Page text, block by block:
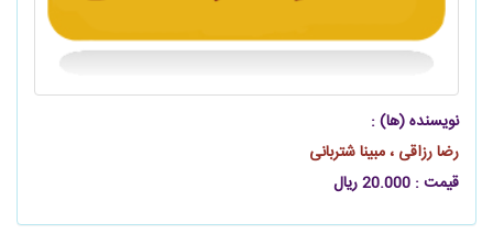
نویسنده (ها) :
رضا رزاقی ، مبینا شتربانی
قیمت : 20.000 ریال